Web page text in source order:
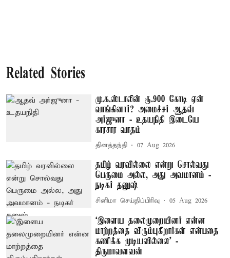
Related Stories
மு.க.ஸ்டாலின் ரூ.900 கோடி ஏன்
வாங்கினார்? அமைச்சர் ஆதவ்
அர்ஜுனா - உதயநிதி இடையே
காரசார வாதம்
தினத்தந்தி 07 Aug 2026
தமிழ் வரவில்லை என்று சொல்வது
பெருமை அல்ல, அது அவமானம் -
நடிகர் தனுஷ்
சினிமா செய்திப்பிரிவு 05 Aug 2026
‘இளைய தலைமுறையினர் என்ன
மாற்றத்தை விரும்புகிறார்கள் என்பதை
கணிக்க முடியவில்லை’ -
திருமாவளவன்